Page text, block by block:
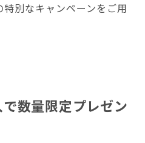
別なキャンペーンをご用
数量限定プレゼン